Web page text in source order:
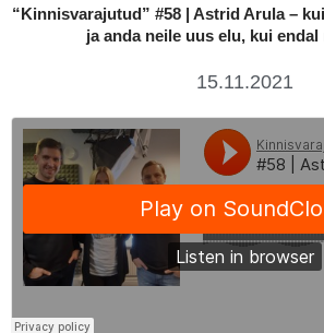
“Kinnisvarajutud” #58 | Astrid Arula –
ja anda neile uus elu, kui endal
15.11.2021